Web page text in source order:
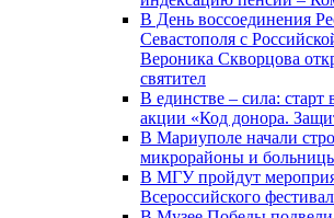
В День воссоединения
Севастополя с
Вероника Скворцова
святител
В единстве – сила: старт
акции «Код донора.
В Мариуполе начали
микрорайоны и
В МГУ пройдут
Всероссийского